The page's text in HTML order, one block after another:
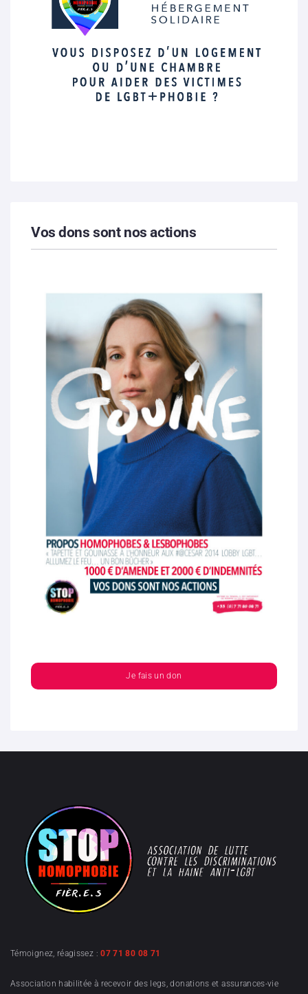
Vos dons sont nos actions
Je fais un don
Témoignez, réagissez :07 71 80 08 71
Association habilitée à recevoir des legs, donations et assurances-vie